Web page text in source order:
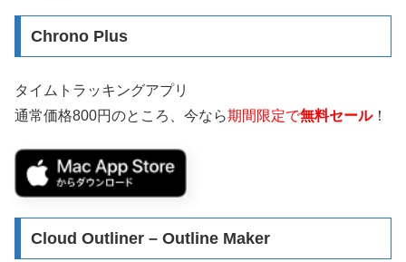
Chrono Plus
タイムトラッキングアプリ
通常価格800円のところ、今なら期間限定で無料セール！
Cloud Outliner – Outline Maker